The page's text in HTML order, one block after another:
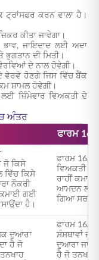
ਟ੍ਰਾਂਸਫਰ ਕਰਨ ਵਾਲਾ ਹੈ।
ਕੀਤਾ ਜਾਵੇਗਾ।
ਜਾਇਦਾਦ ਲਈ ਅਦਾ
ਦੀ ਮਿਤੀ।
ਦੇ ਨਾਲ ਹੋਵੇਗੀ।
ਵੇਰਵੇ ਹੋਣਗੇ ਜਿਸ ਵਿੱਚ ਬੈਂਕ
ਸ਼ਾਮਲ ਹੋਵੇਗੀ।
ਜ਼ਿੰਮੇਵਾਰ ਵਿਅਕਤੀ ਦੇ
ਅੰਤਰ
ਫਾਰਮ 16ਏ
ਜੋ ਕਿਸੇ
ਵਿੱਚ ਕਿਸੇ
ਨੌਕਰੀ
ਕਮਾਈ ਗਈ
ਹੈ।
ਫਾਰਮ 16A
ਵਿਅਕਤੀ
ਰਾਹੀਂ
ਆਮਦਨ ਲਈ
ਗਿਆ
ਦੁਆਰਾ
ਹੈ ਜੋ
ਫਾਰਮ 16A
ਸੰਸਥਾਵਾਂ ਜਾਂ
ਦੁਆਰਾ ਜਾਰੀ
ਹੈ ਜੋ ਤਨਖਾਹ